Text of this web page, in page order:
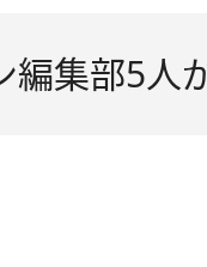
編集部5人